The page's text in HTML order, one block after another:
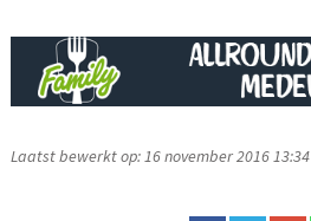
Laatst bewerkt op: 16 november 2016 13:34